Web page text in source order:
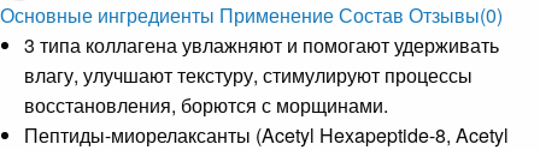
Основные ингредиенты ПрименениеСостав Отзывы(0)
3 типа коллагена увлажняют и помогают удерживать
влагу, улучшают текстуру, стимулируют процессы
восстановления, борются с морщинами.
Пептиды-миорелаксанты (Acetyl Hexapeptide-8, Acetyl